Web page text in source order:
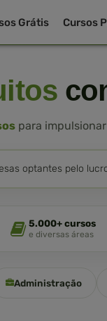
Grátis Cursos
para
5.000+ cursos
e diversas áreas
Administração